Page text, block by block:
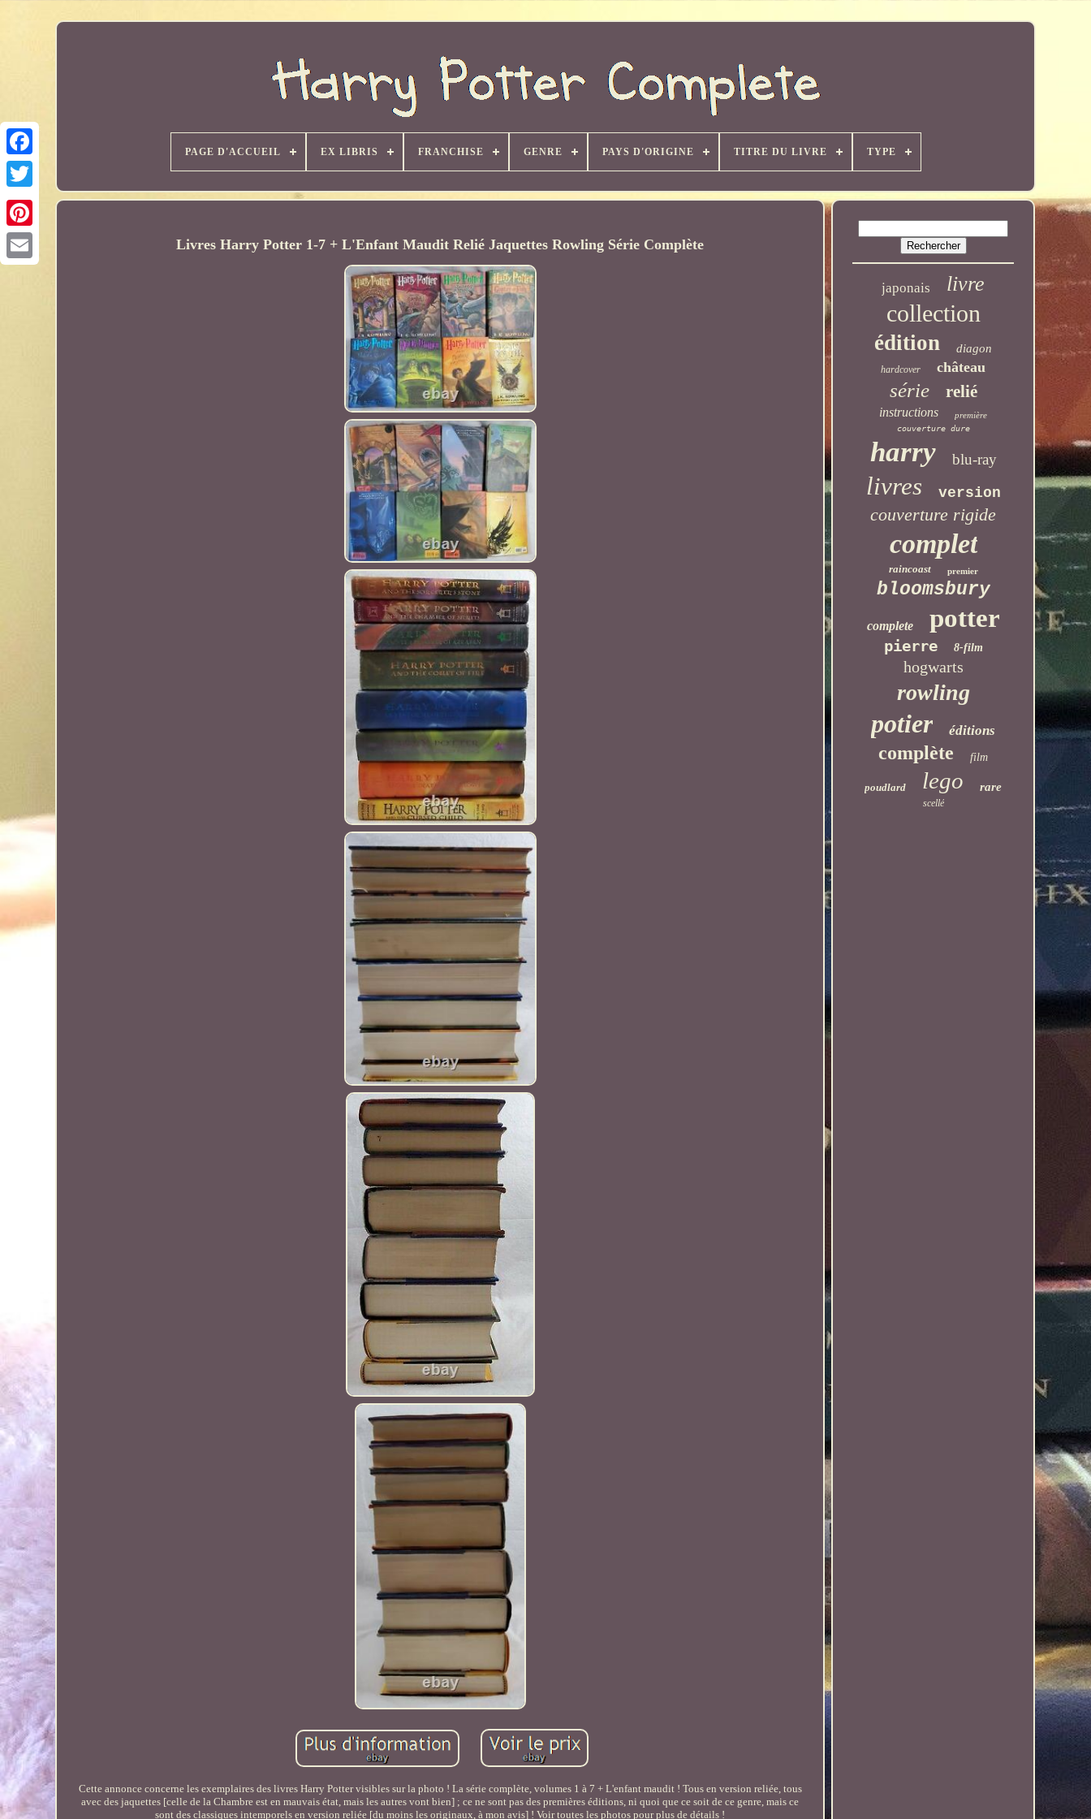
PAGE D'ACCUEIL EX LIBRIS FRANCHISE GENRE PAYS D'ORIGINE TITRE DU LIVRE TYPE
Livres Harry Potter 1-7 + L'Enfant Maudit Relié Jaquettes Rowling Série Complète
Cette annonce concerne les exemplaires des livres Harry Potter visibles sur la photo ! La série complète, volumes 1 à 7 + L'enfant maudit ! Tous en version reliée, tous
avec des jaquettes [celle de la Chambre est en mauvais état, mais les autres vont bien] ; ce ne sont pas des premières éditions, ni quoi que ce soit de ce genre, mais ce
sont des classiques intemporels en version reliée [du moins les originaux, à mon avis] ! Voir toutes les photos pour plus de détails !
japonais livre
collection
édition diagon
hardcover château
série relié
instructions première
couverture dure
harry blu-ray
livres version
couverture rigide
complet
raincoast premier
bloomsbury
complete potter
pierre 8-film
hogwarts
rowling
potier éditions
complète film
poudlard lego rare
scellé